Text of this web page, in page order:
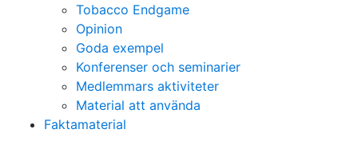
Tobacco Endgame
Opinion
Goda exempel
Konferenser och seminarier
Medlemmars aktiviteter
Material att använda
Faktamaterial